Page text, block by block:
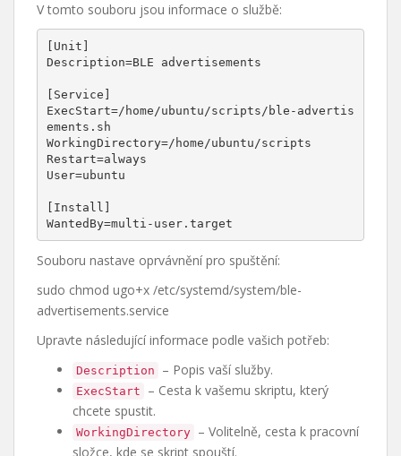
V tomto souboru jsou informace o službě:
[Unit]
Description=BLE advertisements
[Service]
ExecStart=/home/ubuntu/scripts/ble-advertis
ements.sh
WorkingDirectory=/home/ubuntu/scripts
Restart=always
User=ubuntu
[Install]
WantedBy=multi-user.target
Souboru nastave oprvávnění pro spuštění:
sudo chmod ugo+x /etc/systemd/system/ble-
advertisements.service
Upravte následující informace podle vašich potřeb:
Description – Popis vaší služby.
ExecStart
– Cesta k vašemu skriptu, který
chcete spustit.
WorkingDirectory – Volitelně, cesta k pracovní
složce, kde se skript spouští.